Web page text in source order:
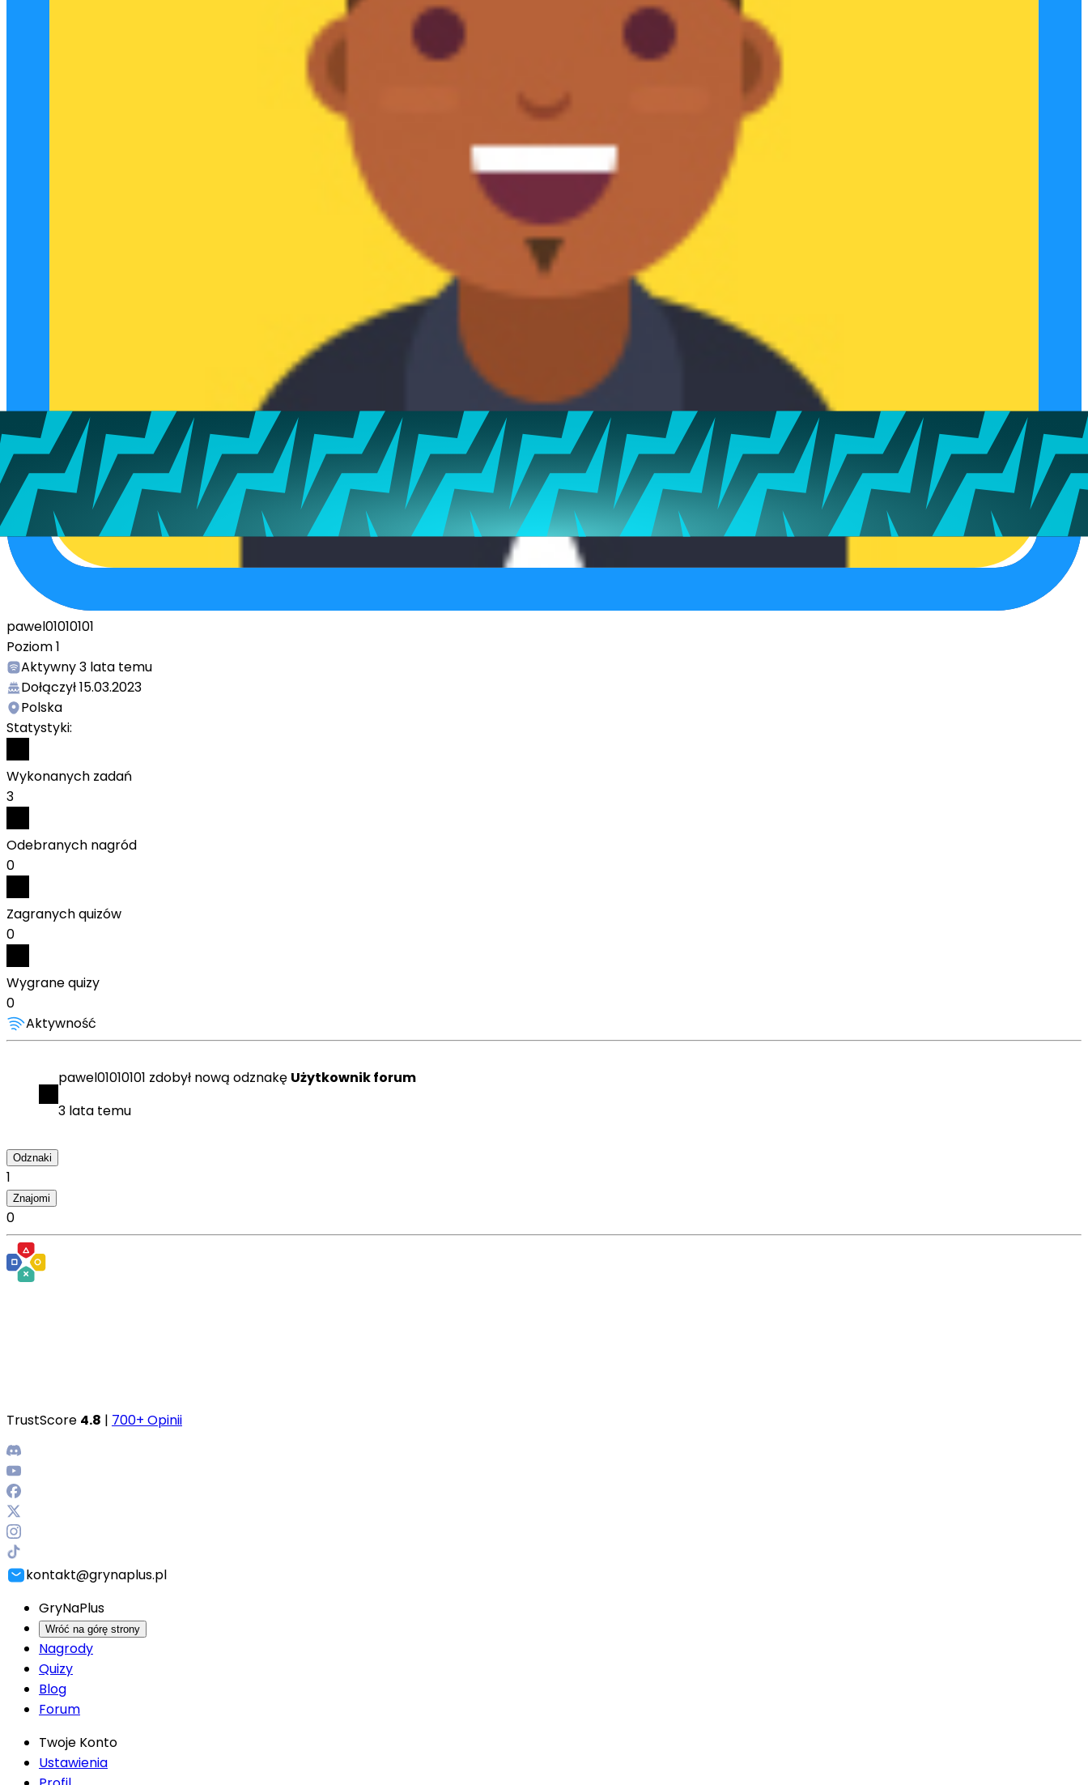
pawel01010101
Poziom1
Aktywny3 lata temu
Dołączył15.03.2023
Polska
Statystyki:
Wykonanych zadań
3
Odebranych nagród
0
Zagranych quizów
0
Wygrane quizy
0
Aktywność
pawel01010101 zdobył nową odznakę Użytkownik forum
3 lata temu
Odznaki
1
Znajomi
0
TrustScore 4.8 | 700+ Opinii
kontakt@grynaplus.pl
GryNaPlus
Wróć na górę strony
Nagrody
Quizy
Blog
Forum
Twoje Konto
Ustawienia